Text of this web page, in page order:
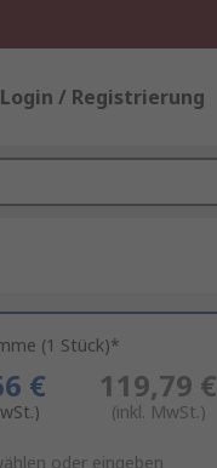
Login / Registrierung
(1 Stück)*
€ 119,79 €
(inkl. MwSt.)
oder eingeben